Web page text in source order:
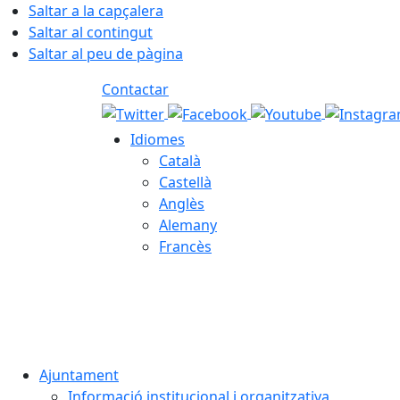
Saltar a la capçalera
Saltar al contingut
Saltar al peu de pàgina
Contactar
Idiomes
Català
Castellà
Anglès
Alemany
Francès
Ajuntament